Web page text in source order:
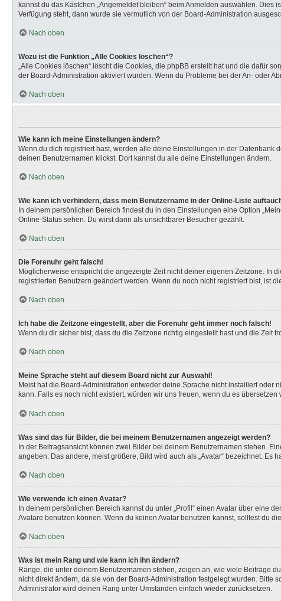
kannst du das Kästchen „Angemeldet bleiben“ beim Anmelden auswählen.
Verfügung steht, dann wurde sie vermutlich von der Board-Administration
Nach oben
Wozu ist die Funktion „Alle Cookies löschen“?
„Alle Cookies löschen“ löscht die Cookies, die phpBB erstellt hat und die dafür
der Board-Administration aktiviert wurden. Wenn du Probleme bei der An- oder
Nach oben
Wie kann ich meine Einstellungen ändern?
Wenn du dich registriert hast, werden alle deine Einstellungen in der Datenbank
deinen Benutzernamen klickst. Dort kannst du alle deine Einstellungen ändern.
Nach oben
Wie kann ich verhindern, dass mein Benutzername in der Online-Liste
In deinem persönlichen Bereich findest du in den Einstellungen eine Option
Online-Status sehen. Du wirst dann als unsichtbarer Besucher gezählt.
Nach oben
Die Forenuhr geht falsch!
Möglicherweise entspricht die angezeigte Zeit nicht deiner eigenen Zeitzone. In
registrierten Benutzern geändert werden. Wenn du noch nicht registriert bist, ist
Nach oben
Ich habe die Zeitzone eingestellt, aber die Forenuhr geht immer noch falsch!
Wenn du dir sicher bist, dass du die Zeitzone richtig eingestellt hast und die Zeit
Nach oben
Meine Sprache steht auf diesem Board nicht zur Auswahl!
Meist hat die Board-Administration entweder deine Sprache nicht installiert oder
kann. Falls es noch nicht existiert, würden wir uns freuen, wenn du es
Nach oben
Was sind das für Bilder, die bei meinem Benutzernamen angezeigt werden?
In der Beitragsansicht können zwei Bilder bei deinem Benutzernamen stehen.
angeben. Das andere, meist größere, Bild wird auch als „Avatar“ bezeichnet.
Nach oben
Wie verwende ich einen Avatar?
In deinem persönlichen Bereich kannst du unter „Profil“ einen Avatar über eine
Avatare benutzen können. Wenn du keinen Avatar benutzen kannst, solltest du
Nach oben
Was ist mein Rang und wie kann ich ihn ändern?
Ränge, die unter deinem Benutzernamen stehen, zeigen an, wie viele Beiträge
nicht direkt ändern, da sie von der Board-Administration festgelegt wurden.
Administrator wird deinen Rang unter Umständen einfach wieder zurücksetzen.